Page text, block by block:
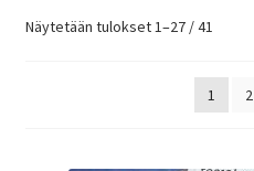
Oma tili
Näytetään tulokset 1–27 / 41
1 2